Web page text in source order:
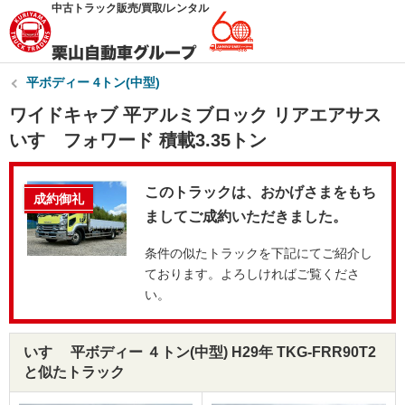
中古トラック販売/買取/レンタル
平ボディー 4トン(中型)
ワイドキャブ 平アルミブロック リアエアサス
いすゞフォワード 積載3.35トン
成約御礼
このトラックは、おかげさまをもち
ましてご成約いただきました。
条件の似たトラックを下記にてご紹介し
ております。よろしければご覧くださ
い。
いすゞ 平ボディー ４トン(中型) H29年 TKG-FRR90T2
と似たトラック